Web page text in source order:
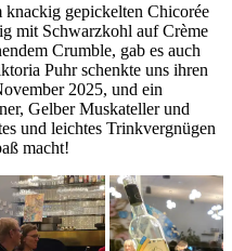
knackig gepickelten Chicorée
mit Schwarzkohl auf Crème
Crumble, gab es auch
Puhr schenkte uns ihren
2025, und ein
Gelber Muskateller und
und leichtes Trinkvergnügen
macht!